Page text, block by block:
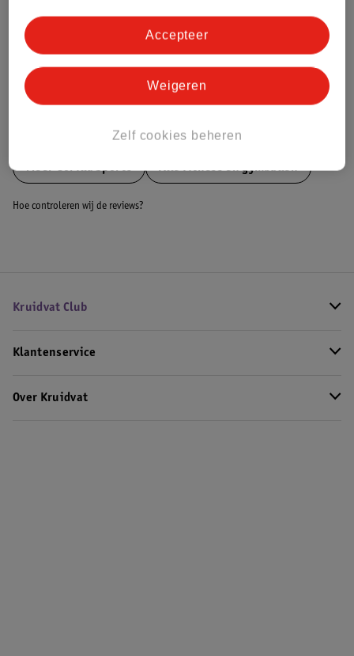
Bestel & Bezorginformatie
MeerGorilla Sports Alle Fitness en gymballen
Hoe controleren wij de reviews?
Kruidvat Club
Klantenservice
Over Kruidvat
Zelf cookies beheren
Weigeren
Accepteer